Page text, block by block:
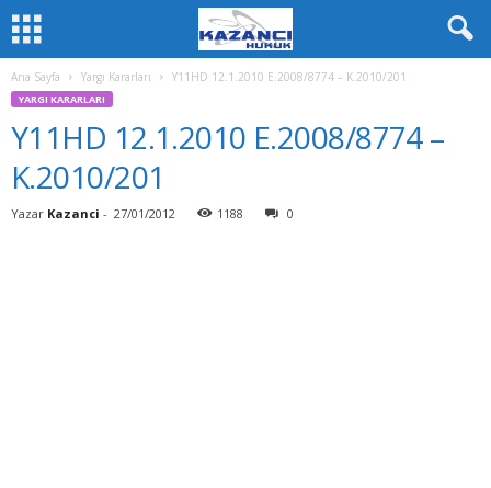
Ana Sayfa Yargı Kararları Y11HD 12.1.2010 E.2008/8774 – K.2010/201
YARGI KARARLARI
Y11HD 12.1.2010 E.2008/8774 –
K.2010/201
Yazar Kazanci - 27/01/2012 1188 0